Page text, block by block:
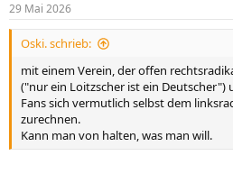
e
n
29 Mai 2026
Oski. schrieb:
mit einem Verein, der offen
("nur ein Loitzscher ist ein Deutscher")
Fans sich vermutlich selbst dem
zurechnen.
Kann man von halten, was man will.